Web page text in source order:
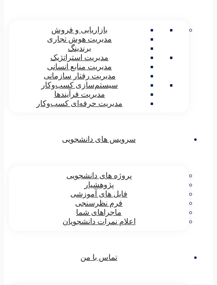
بازاریابی و فروش
مدیریت هوش تجاری
مدیریت استراتژیک
مدیریت منابع انسانی
مدیریت رفتار سازمانی
سیستم‌سازی کسب‌و‌‌کار
مدیریت فرآیندها
مدیریت حرفه‌ای کسب‌وکار
سرویس های دانشجویی
پروژه های دانشجویی
پژوهشیار
فایل های آموزشی
فرم نظرسنجی
ماجراهای شما
اعلام نمرات دانشجویان
تماس با من